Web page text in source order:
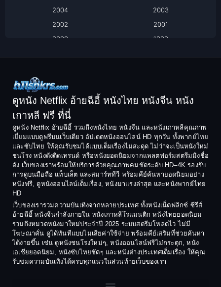
Comedy ตลก
Coming-of-age ชีวิตวัยรุ่น
Crime อาชญากรรม
Crime อาชญากรรม
Culture
Dance เต้น
Dark Comedy ตลกร้าย
DC
2004
2003
2002
2001
2000
1999
1994
1992
1991
1990
1988
1987
1986
1985
1984
1983
1982
1981
1980
1978
1974
1973
1972
1971
1970
1969
1968
1964
ดูหนัง Netflix อ้ายฉีอี้ หนังไทย หนังจีน หนัง
เกาหลี ฟรี ที่นี่
ดูหนัง Netflix อ้ายฉีอี้ รวมถึงหนังไทย หนังจีน และหนังเกาหลีคุณภาพ
เยี่ยมแบบดูฟรีบนเว็บเดียว อัปเดตหนังออนไลน์ HD ทุกวัน ทั้งพากย์ไทย
และซับไทย ให้คุณรับชมได้แบบเต็มเรื่องไม่สะดุด ไม่ว่าจะเป็นหนังใหม่
ชนโรง หนังดังติดเทรนด์ หรือหนังยอดนิยมจากแพลตฟอร์มสตรีมมิงชื่อ
ดัง เว็บของเราพร้อมให้บริการด้วยคุณภาพคมชัดระดับ HD–4K รองรับ
การดูบนมือถือ แท็บเล็ต และสมาร์ททีวี พร้อมคีย์ค้นหายอดนิยมอย่าง
หนังฟรี, ดูหนังออนไลน์เต็มเรื่อง, หนังมาแรงล่าสุด และหนังพากย์ไทย
HD
เว็บของเรารวมความบันเทิงจากหลายประเทศ ทั้งหนังเน็ตฟลิกซ์ ซีรีส์
อ้ายฉีอี้ หนังจีนกำลังภายใน หนังเกาหลีโรแมนติก หนังไทยยอดนิยม
รวมถึงหมวดหนังมาใหม่ประจำปี 2025 ระบบสตรีมโหลดไว ไม่มี
โฆษณาคั่น ดูได้ทันทีแบบไม่เสียค่าใช้จ่าย พร้อมคีย์เสริมที่ช่วยค้นหา
ได้ง่ายขึ้น เช่น ดูหนังชนโรงใหม่ๆ, หนังออนไลน์ฟรีไม่กระตุก, หนัง
เอเชียยอดนิยม, หนังซับไทยชัดๆ และหนังต่างประเทศเต็มเรื่อง ให้คุณ
รับชมความบันเทิงได้ครบทุกแนวในส่วนท้ายเว็บของเรา